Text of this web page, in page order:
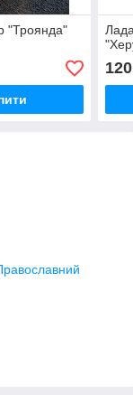
"Троянда"
120